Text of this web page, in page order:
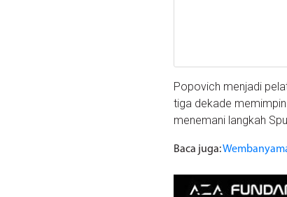
Popovich menjadi
tiga dekade
menemani langkah
Baca juga: